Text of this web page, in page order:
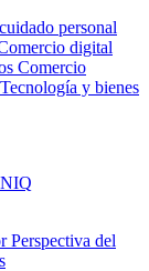
personal
digital
Comercio
Tecnología y bienes
Perspectiva del